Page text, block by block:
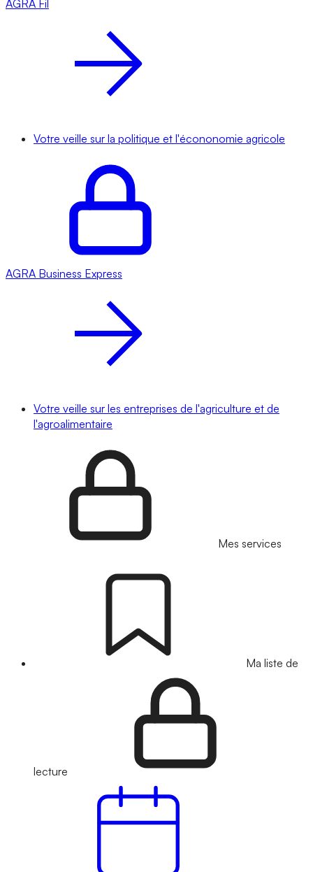
AGRA Fil
Votre veille sur la politique et l'écononomie agricole
AGRA Business Express
Votre veille sur les entreprises de l'agriculture et de
l'agroalimentaire
Mes services
Ma liste de
lecture